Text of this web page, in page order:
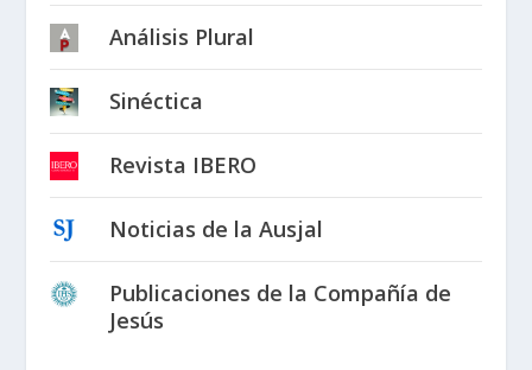
Análisis Plural
Sinéctica
Revista IBERO
Noticias de la Ausjal
Publicaciones de la Compañía de
Jesús